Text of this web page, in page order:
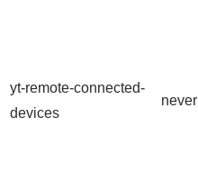
yt-remote-connected-
devices
never